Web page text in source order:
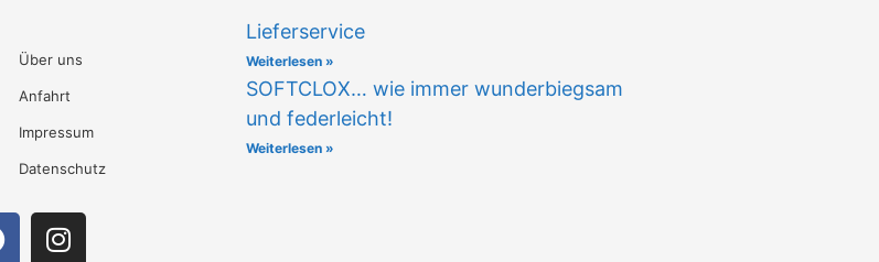
Über uns
Anfahrt
Impressum
Datenschutz
Lieferservice
Weiterlesen »
SOFTCLOX… wie immer wunderbiegsam
und federleicht!
Weiterlesen »